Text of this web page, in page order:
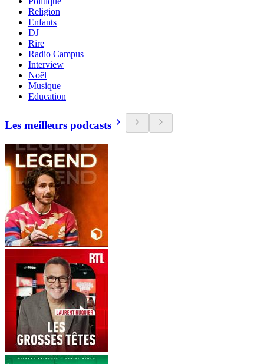
Religion
Enfants
DJ
Rire
Radio Campus
Interview
Noël
Musique
Education
Les meilleurs podcasts